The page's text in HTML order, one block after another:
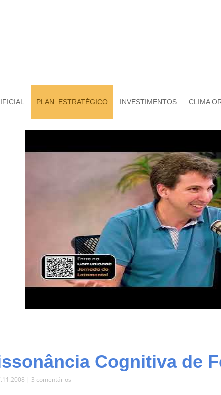
PLAN. ESTRATÉGICO INVESTIMENTOS CLIMA
Cognitiva de
| 3 comentários